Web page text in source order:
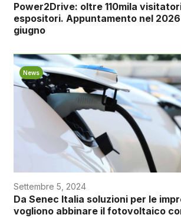
Power2Drive: oltre 110mila
espositori. Appuntamento nel
giugno
News
Settembre 5, 2024
Da Senec Italia soluzioni per le
vogliono abbinare il fotovoltaico